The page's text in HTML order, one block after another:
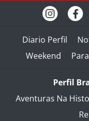
Diario Perfil
Weekend
Perfil
Aventuras Na